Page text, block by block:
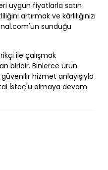
uygun fiyatlarla satın
artırmak ve kârlılığınızı
sunduğu
ile çalışmak
biridir. Binlerce ürün
hizmet anlayışıyla
İstoç'u olmaya devam